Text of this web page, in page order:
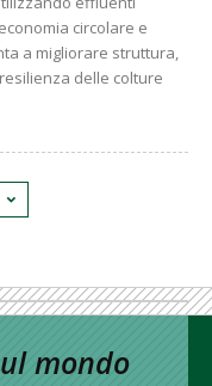
circolare e
a migliorare struttura,
delle colture
mondo